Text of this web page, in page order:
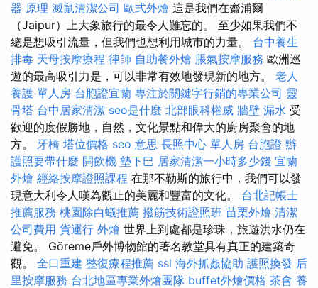
器 原理 滅鼠清潔公司 歐式外燴 這是我們在齋浦爾
（Jaipur）上大象旅行的最令人難忘的。 至少如果我們不
總是想吸引流量，但我們也想利用城市的力量。 台中養生
排毒 天母按摩療程 律師 自助餐外燴 脹氣按摩服務 歐洲巡
遊的最高吸引力是，可以非常有效地發現新的地方。 老人
養護 單人房 台胞證宜蘭 專注於關鍵字行銷的專業公司 靈
骨塔 台中居家清潔 seo是什麼 北部眼科權威 牆壁 漏水 受
歡迎的度假勝地，自然，文化景點和偉大的廚房聚會的地
方。 牙橋 塔位價格 seo 意思 長照中心 單人房 台胞證 辦
護照要帶什麼 開飲機 墊下巴 居家清潔一小時多少錢 宜蘭
外燴 經絡按摩證照課程 在那不勒斯的旅行中，我們可以發
現意大利令人嘆為觀止的美麗和豐富的文化。 台北記帳士
推薦服務 桃園除白蟻推薦 撥筋技術證照班 苗栗外燴 清潔
公司費用 貨運行 外燴 世界上到處都是珍珠，旅遊洪水仍在
避免。 Göreme戶外博物館的著名教堂具有真正的建築奇
觀。 全口重建 整復療程推薦 ssl 海外抓姦協助 護照換發 后
里按摩服務 台北地區專業外燴團隊 buffet外燴價格 茶會 養